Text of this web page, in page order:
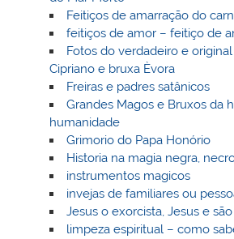
Feitiços de amarração do
feitiços de amor – feitiço de
Fotos do verdadeiro e
Cipriano e bruxa Èvora
Freiras e padres satânicos
Grandes Magos e Bruxos da
humanidade
Grimorio do Papa Honório
Historia na magia negra,
instrumentos magicos
invejas de familiares ou
Jesus o exorcista, Jesus e
limpeza espiritual – como